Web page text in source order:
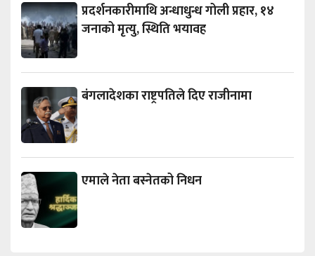
प्रदर्शनकारीमाथि अन्धाधुन्ध गोली प्रहार, १४
जनाको मृत्यु, स्थिति भयावह
बंगलादेशका राष्ट्रपतिले दिए राजीनामा
एमाले नेता बस्नेतको निधन